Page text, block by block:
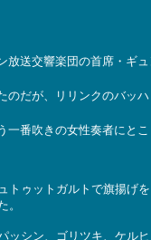
放送交響楽団の首席・ギ
のだが、リリンクのバッ
一番吹きの女性奏者にと
トゥットガルトで旗揚げ
。
ッシン、ゴリツキ、ケル